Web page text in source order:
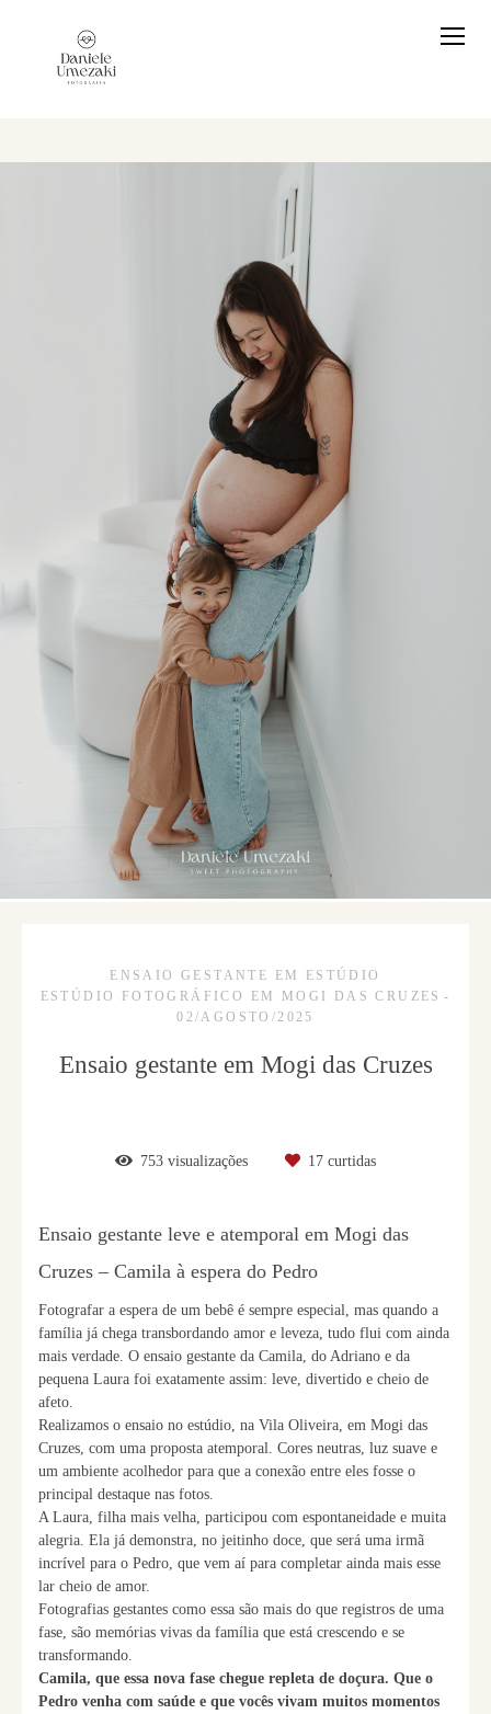
ENSAIO GESTANTE EM ESTÚDIO
ESTÚDIO FOTOGRÁFICO EM MOGI DAS CRUZES
02/AGOSTO/2025
Ensaio gestante em Mogi das Cruzes
753 visualizações 17 curtidas
Ensaio gestante leve e atemporal em Mogi das
Cruzes – Camila à espera do Pedro
Fotografar a espera de um bebê é sempre especial, mas quando a
família já chega transbordando amor e leveza, tudo flui com ainda
mais verdade. O ensaio gestante da Camila, do Adriano e da
pequena Laura foi exatamente assim: leve, divertido e cheio de
afeto.
Realizamos o ensaio no estúdio, na Vila Oliveira, em Mogi das
Cruzes, com uma proposta atemporal. Cores neutras, luz suave e
um ambiente acolhedor para que a conexão entre eles fosse o
principal destaque nas fotos.
A Laura, filha mais velha, participou com espontaneidade e muita
alegria. Ela já demonstra, no jeitinho doce, que será uma irmã
incrível para o Pedro, que vem aí para completar ainda mais esse
lar cheio de amor.
Fotografias gestantes como essa são mais do que registros de uma
fase, são memórias vivas da família que está crescendo e se
transformando.
Camila, que essa nova fase chegue repleta de doçura. Que o
Pedro venha com saúde e que vocês vivam muitos momentos